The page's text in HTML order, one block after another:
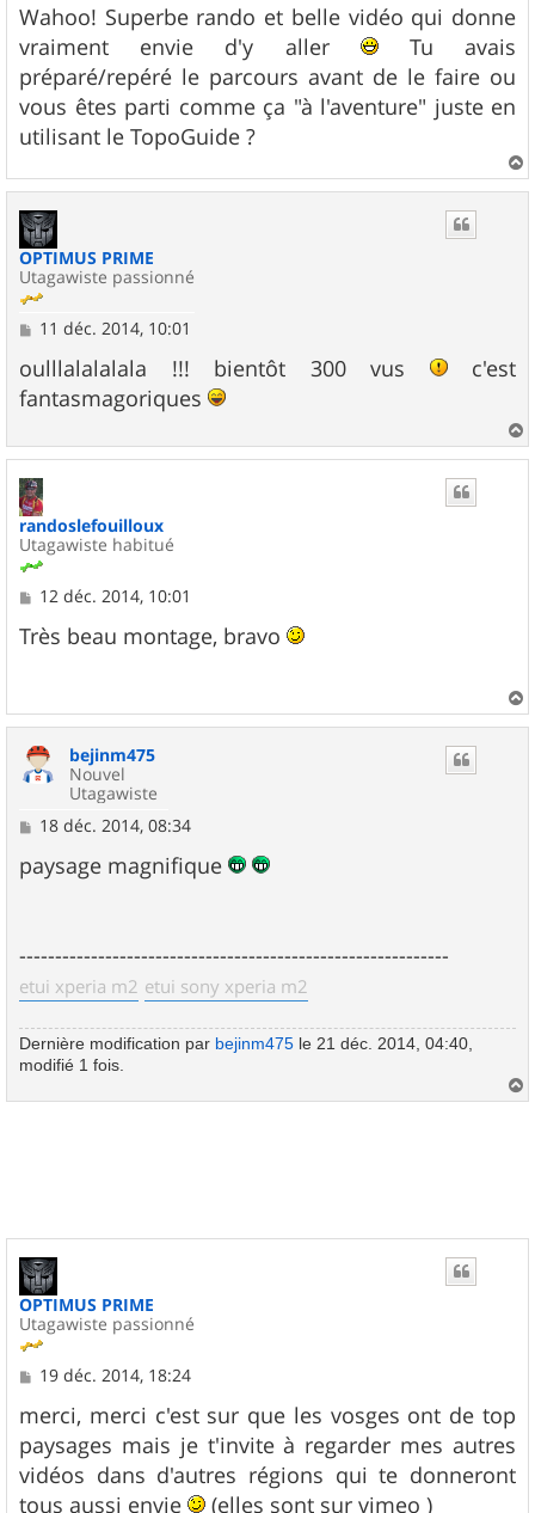
s
s
a
g
e
Wahoo! Superbe rando et belle vidéo qui donne
vraiment envie d'y aller
Tu avais
préparé/repéré le parcours avant de le faire ou
vous êtes parti comme ça "à l'aventure" juste en
utilisant le TopoGuide ?
a
OPTIMUS PRIME
Utagawiste passionné
M
s
s
a
11 déc. 2014, 10:01
oulllalalalala !!! bientôt 300 vus
c'est
fantasmagoriques
a
randoslefouilloux
Utagawiste habitué
M
s
s
e
12 déc. 2014, 10:01
Très beau montage, bravo
a
bejinm475
Nouvel
Utagawiste
M
s
s
18 déc. 2014, 08:34
paysage magnifique
------------------------------------------------------------
etui xperia m2 etui sony xperia m2
Dernière modification par bejinm475 le 21 déc. 2014, 04:40,
modifié 1 fois.
a
OPTIMUS PRIME
Utagawiste passionné
M
s
s
a
g
e
19 déc. 2014, 18:24
merci, merci c'est sur que les vosges ont de top
paysages mais je t'invite à regarder mes autres
vidéos dans d'autres régions qui te donneront
tous aussi envie
(elles sont sur vimeo )